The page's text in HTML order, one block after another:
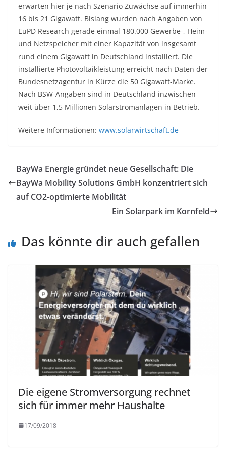
erwarten hier je nach Szenario Zuwächse auf immerhin
16 bis 21 Gigawatt. Bislang wurden nach Angaben von
EuPD Research gerade einmal 180.000 Gewerbe-, Heim-
und Netzspeicher mit einer Kapazität von insgesamt
rund einem Gigawatt in Deutschland installiert. Die
installierte Photovoltaikleistung erreicht nach Daten der
Bundesnetzagentur in Kürze die 50 Gigawatt-Marke.
Nach BSW-Angaben sind in Deutschland inzwischen
weit über 1,5 Millionen Solarstromanlagen in Betrieb.
Weitere Informationen: www.solarwirtschaft.de
BayWa Energie gründet neue Gesellschaft: Die
BayWa Mobility Solutions GmbH konzentriert sich
auf CO2-optimierte Mobilität
Ein Solarpark im Kornfeld
Das könnte dir auch gefallen
Die eigene Stromversorgung rechnet
sich für immer mehr Haushalte
17/09/2018